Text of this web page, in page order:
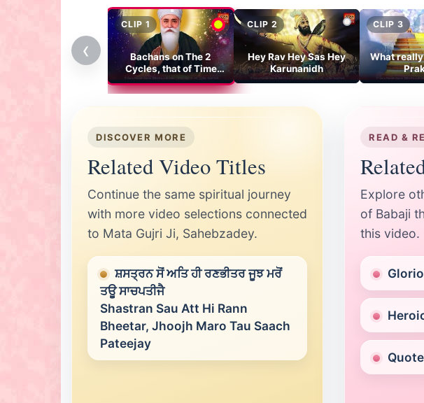
‹
CLIP 1
Bachans on The 2
Cycles, that of Time
(Kaal) and Parkash of
Nirankar
CLIP 2
Hey Rav Hey Sas Hey
Karunanidh
CLIP 3
What
DISCOVER MORE
Related Video Titles
Continue the same spiritual journey
with more video selections connected
to Mata Gujri Ji, Sahebzadey.
ਸ਼ਸਤ੍ਰਨ ਸੋਂ ਅਤਿ ਹੀ ਰਣਭੀਤਰ ਜੂਝ ਮਰੋਂ
ਤਊ ਸਾਚਪਤੀਜੈ
Shastran Sau Att Hi Rann
Bheetar, Jhoojh Maro Tau Saach
Pateejay
READ &
Explore
of Babaji
this video.